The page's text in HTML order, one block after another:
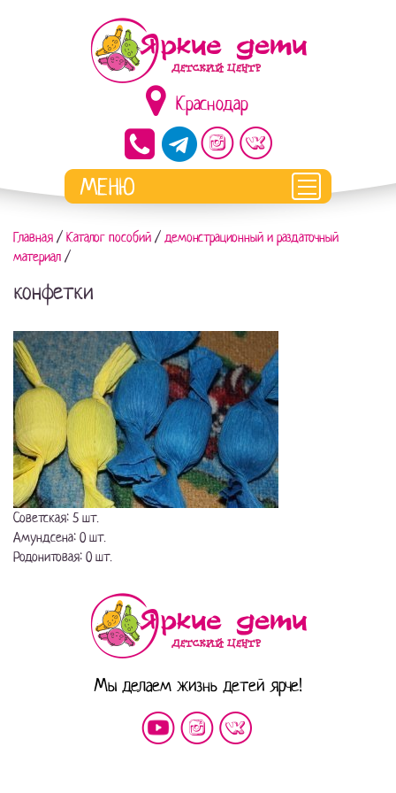
Краснодар
Главная / Каталог пособий / демонстрационный и раздаточный
материал /
конфетки
Советская: 5 шт.
Амундсена: 0 шт.
Родонитовая: 0 шт.
Мы делаем жизнь детей ярче!